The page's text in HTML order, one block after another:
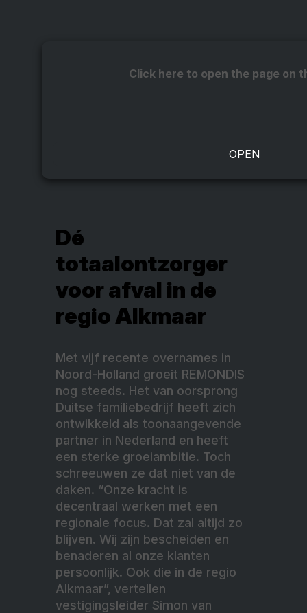
Click here to open the page on
Dé
totaalontzorger
voor afval in de
regio Alkmaar
Met vijf recente overnames in
Noord-Holland groeit REMONDIS
nog steeds. Het van oorsprong
Duitse familiebedrijf heeft zich
ontwikkeld als toonaangevende
partner in Nederland en heeft
een sterke groeiambitie. Toch
schreeuwen ze dat niet van de
daken. “Onze kracht is
decentraal werken met een
regionale focus. Dat zal altijd zo
blijven. Wij zijn bescheiden en
benaderen al onze klanten
persoonlijk. Ook die in de regio
Alkmaar”, vertellen
vestigingsleider Simon van